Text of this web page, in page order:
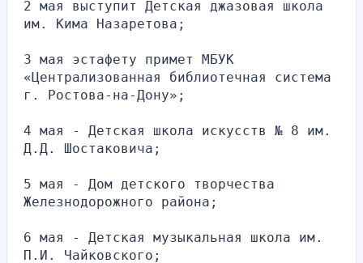
2 мая выступит Детская джазовая школа
им. Кима Назаретова;
3 мая эстафету примет МБУК
«Централизованная библиотечная система
г. Ростова-на-Дону»;
4 мая - Детская школа искусств № 8 им.
Д.Д. Шостаковича;
5 мая - Дом детского творчества
Железнодорожного района;
6 мая - Детская музыкальная школа им.
П.И. Чайковского;